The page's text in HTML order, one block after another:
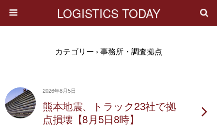
LOGISTICS TODAY
カテゴリー › 事務所・調査拠点
2026年8月5日
熊本地震、トラック23社で拠
点損壊【8月5日8時】